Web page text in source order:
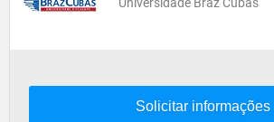
Solicitar informações